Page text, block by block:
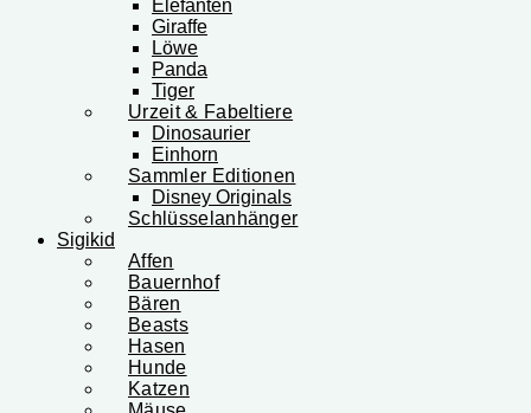
Elefanten
Giraffe
Löwe
Panda
Tiger
Urzeit & Fabeltiere
Dinosaurier
Einhorn
Sammler Editionen
Disney Originals
Schlüsselanhänger
Sigikid
Affen
Bauernhof
Bären
Beasts
Hasen
Hunde
Katzen